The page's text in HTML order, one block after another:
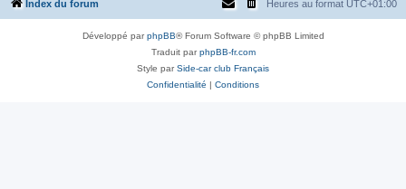
e
Index du forum Heures au format UTC+01:00
Développé parphpBB® Forum Software © phpBB Limited
Traduit parphpBB-fr.com
Style parSide-car club Français
Confidentialité
Conditions